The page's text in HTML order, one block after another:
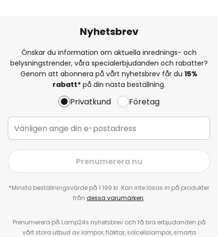
Nyhetsbrev
Önskar du information om aktuella inrednings- och
belysningstrender, våra specialerbjudanden och rabatter?
Genom att abonnera på vårt nyhetsbrev får du 15%
rabatt* på din nästa beställning.
Privatkund Företag
Prenumerera nu
*Minsta beställningsvärde på 1 199 kr. Kan inte lösas in på produkter
från dessa varumärken.
Prenumerera på Lamp24s nyhetsbrev och få bra erbjudanden på
vårt stora utbud av lampor, fläktar, solcellslampor, smarta